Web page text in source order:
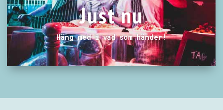
Just nu
Häng med i vad som händer!